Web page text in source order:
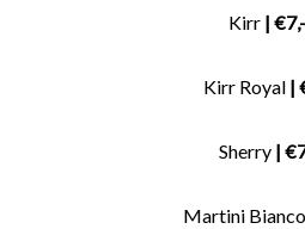
Kirr | €7,-
Kirr Royal |
Sherry |
Martini Bianco